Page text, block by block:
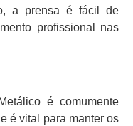
a prensa é fácil de
profissional nas
é comumente
é vital para manter os